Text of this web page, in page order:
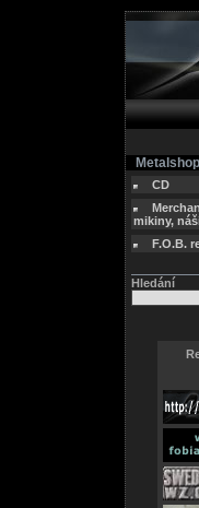
Metalshop
CD
mikiny,
F.O.B.
Hledání